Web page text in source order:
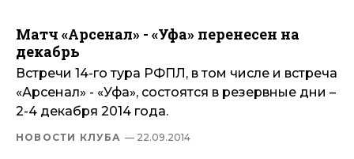
Матч «Арсенал» - «Уфа» перенесен на
декабрь
Встречи 14-го тура РФПЛ, в том числе и встреча
«Арсенал» - «Уфа», состоятся в резервные дни –
2-4 декабря 2014 года.
НОВОСТИ КЛУБА — 22.09.2014